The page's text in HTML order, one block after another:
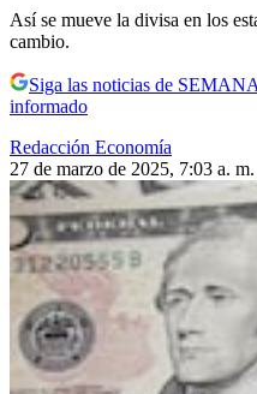
Así se mueve la divisa en los
cambio.
Siga las noticias de
informado
Redacción Economía
27 de marzo de 2025, 7:03 a. m.